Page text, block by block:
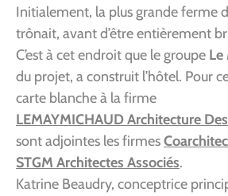
Initialement, la plus grande ferme
trônait, avant d’être entièrement
C’est à cet endroit que le groupe Le
du projet, a construit l’hôtel. Pour
carte blanche à la firme
LEMAYMICHAUD Architecture
sont adjointes les firmes
STGM Architectes Associés.
Katrine Beaudry, conceptrice